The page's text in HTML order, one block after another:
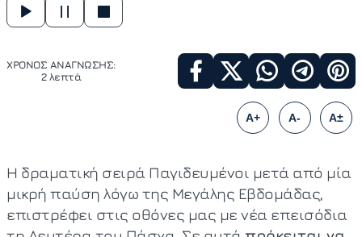
ΧΡΟΝΟΣ ΑΝΑΓΝΩΣΗΣ:
2 λεπτά
A+ A- A±
Η δραματική σειρά Παγιδευμένοι μετά από μία
μικρή παύση λόγω της Μεγάλης Εβδομάδας,
επιστρέφει στις οθόνες μας με νέα επεισόδια